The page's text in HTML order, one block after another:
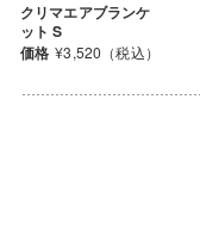
クリマエアブランケ
ット S
価格 ¥3,520（税込）